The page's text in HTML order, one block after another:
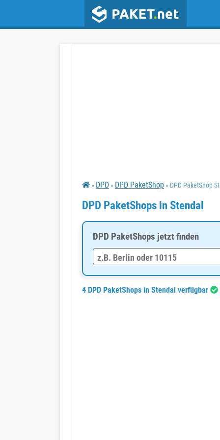
» DPD » DPD PaketShop » DPD PaketShop
DPD PaketShops in Stendal
DPD PaketShops jetzt finden
4 DPD PaketShops in Stendal verfügbar